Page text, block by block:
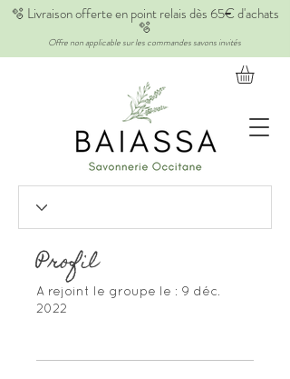
🫧 Livraison offerte en point relais dès 65€ d'achats
🫧
Offre non applicable sur les commandes savons invités
Profil
A rejoint le groupe le : 9 déc.
2022